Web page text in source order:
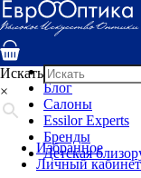
Услуги
Специалисты
Детская оптика
Блог
Салоны
Essilor Experts
Бренды
Детская
Искать
×
Избранное
Личный кабинет